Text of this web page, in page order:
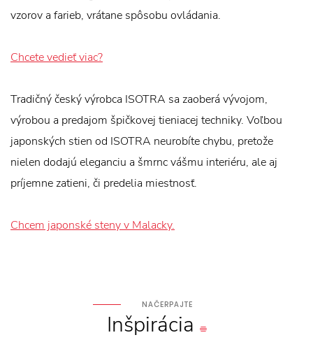
vzorov a farieb, vrátane spôsobu ovládania.
Chcete vedieť viac?
Tradičný český výrobca ISOTRA sa zaoberá vývojom,
výrobou a predajom špičkovej tieniacej techniky. Voľbou
japonských stien od ISOTRA neurobíte chybu, pretože
nielen dodajú eleganciu a šmrnc vášmu interiéru, ale aj
príjemne zatieni, či predelia miestnosť.
Chcem japonské steny v Malacky.
NAČERPAJTE
Inšpirácia